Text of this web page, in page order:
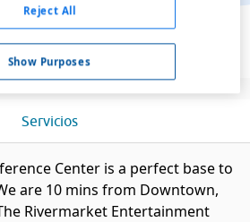
Ver en el mapa
Servicios
Center is a perfect base to
are 10 mins from Downtown,
Rivermarket Entertainment
Show Purposes
Reject All